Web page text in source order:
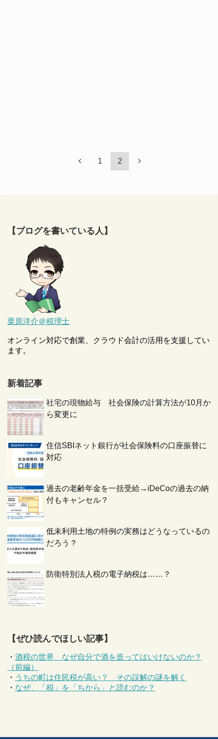
1 2
【ブログを書いている人】
栗原洋介＠税理士
オンライン対応で創業、クラウド会計の活用を支援してい
ます。
新着記事
社宅の現物給与 社会保険の計算方法が10月か
ら変更に
住信SBIネット銀行が社会保険料の口座振替に
対応
過去の老齢年金を一括受給→iDeCoの過去の納
付もキャンセル？
低未利用土地の特例の実務はどうなっているの
だろう？
防衛特別法人税の電子納税は……？
【ぜひ読んでほしい記事】
・ 酒税の世界 なぜ自分で酒を造ってはいけないのか？
（前編）
・ うちの町は住民税が高い？ その誤解の謎を解く
・ なぜ、「税」を「ちから」と読むのか？